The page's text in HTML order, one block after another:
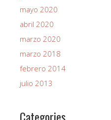
mayo 2020
abril 2020
marzo 2020
marzo 2018
febrero 2014
julio 2013
Categories